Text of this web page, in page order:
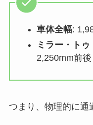
車体全幅:
ミラー・トゥ
2,250mm前後
つまり、物理的に通